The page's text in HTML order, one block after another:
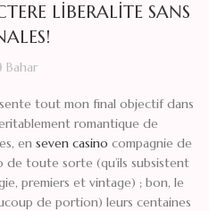
LIBERALITE SANS
Bahar
tout mon final objectif dans
romantique de
en seven casino compagnie de
de toute sorte (qu’ils subsistent
premiers et vintage) ; bon, le
de portion) leurs centaines